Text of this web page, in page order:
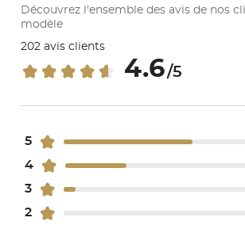
Découvrez l'ensemble des avis de nos
modèle
202 avis clients
4.6/5
5
4
3
2